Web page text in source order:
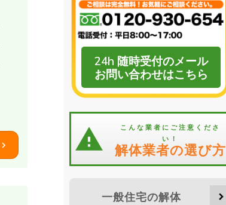
24h 随時受付のメール
お問い合わせはこちら
こんな業者にご注意くださ
い！
解体業者の選び方
一般住宅の解体